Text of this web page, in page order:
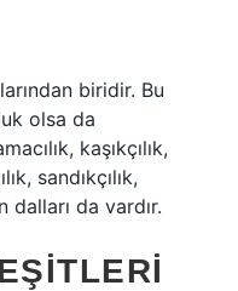
biridir. Bu
olsa da
kaşıkçılık,
sandıkçılık,
da vardır.